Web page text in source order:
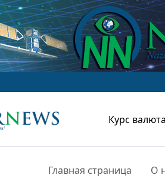
Курс валюта
Главная страница О